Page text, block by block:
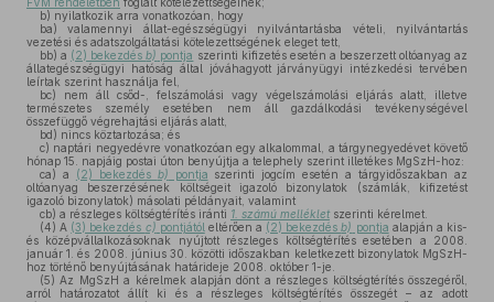
b) nyilatkozik arra vonatkozóan, hogy
ba) valamennyi állat-egészségügyi nyilvántartásba vételi, nyilvántartás
vezetési és adatszolgáltatási kötelezettségének eleget tett,
bb) a (2) bekezdésb) pontja szerinti kifizetés esetén a beszerzett oltóanyag az
állategészségügyi hatóság által jóváhagyott járványügyi intézkedési tervében
leírtak szerint használja fel,
bc) nem áll csőd-, felszámolási vagy végelszámolási eljárás alatt, illetve
természetes személy esetében nem áll gazdálkodási tevékenységével
összefüggő végrehajtási eljárás alatt,
bd) nincs köztartozása; és
c) naptári negyedévre vonatkozóan egy alkalommal, a tárgynegyedévet követő
hónap 15. napjáig postai úton benyújtja a telephely szerint illetékes MgSzH-hoz:
ca) a (2) bekezdés b) pontja szerinti jogcím esetén a tárgyidőszakban az
oltóanyag beszerzésének költségeit igazoló bizonylatok (számlák, kifizetést
igazoló bizonylatok) másolati példányait, valamint
cb) a részleges költségtérítés iránti 1. számú mellékletszerinti kérelmet.
(4) A (3) bekezdés c) pontjától eltérően a (2) bekezdésb) pontja alapján a kis-
és középvállalkozásoknak nyújtott részleges költségtérítés esetében a 2008.
január 1. és 2008. június 30. közötti időszakban keletkezett bizonylatok MgSzH-
hoz történő benyújtásának határideje 2008. október 1-je.
(5) Az MgSzH a kérelmek alapján dönt a részleges költségtérítés összegéről,
arról határozatot állít ki és a részleges költségtérítés összegét – az adott